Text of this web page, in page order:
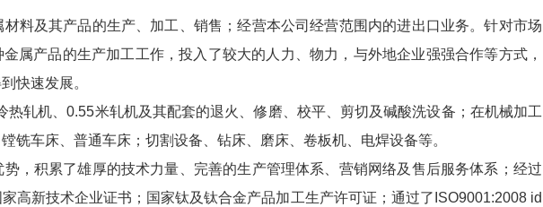
及其产品的生产、加工、销售；经营本公司经营范围内的进出口业务。针对市场
属产品的生产加工工作，投入了较大的人力、物力，与外地企业强强合作等方式，
快速发展。
轧机、0.55米轧机及其配套的退火、修磨、校平、剪切及碱酸洗设备；在机械加工
铣车床、普通车床；切割设备、钻床、磨床、卷板机、电焊设备等。
积累了雄厚的技术力量、完善的生产管理体系、营销网络及售后服务体系；经过
高新技术企业证书；国家钛及钛合金产品加工生产许可证；通过了ISO9001:2008 id